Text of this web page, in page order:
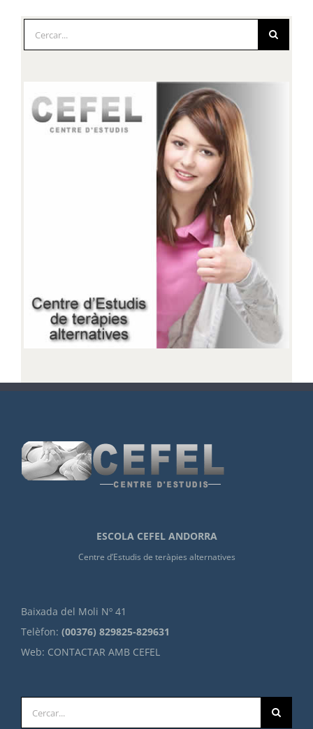
…
ESCOLA CEFEL ANDORRA
Centre d’Estudis de teràpies alternatives
Baixada del Moli Nº 41
Telèfon: (00376) 829825-829631
Web: CONTACTAR AMB CEFEL